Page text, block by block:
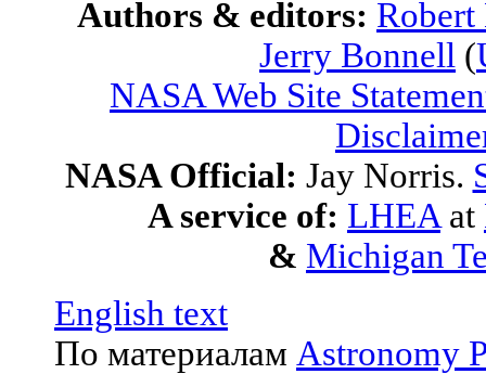
Authors & editors:
Jerry Bonnell (
NASA Web Site
NASA Official: Jay Norris.
A service of: LHEA at
& Michigan
English text
По материалам Astronomy